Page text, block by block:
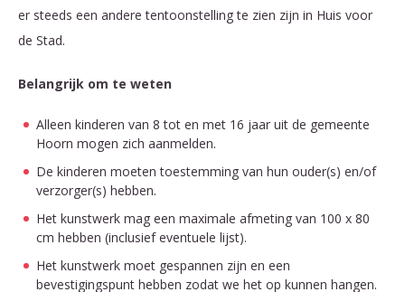
er steeds een andere tentoonstelling te zien zijn in Huis voor
de Stad.
Belangrijk om te weten
Alleen kinderen van 8 tot en met 16 jaar uit de gemeente
Hoorn mogen zich aanmelden.
De kinderen moeten toestemming van hun ouder(s) en/of
verzorger(s) hebben.
Het kunstwerk mag een maximale afmeting van 100 x 80
cm hebben (inclusief eventuele lijst).
Het kunstwerk moet gespannen zijn en een
bevestigingspunt hebben zodat we het op kunnen hangen.